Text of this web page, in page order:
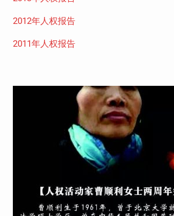
2012年人权报告
2011年人权报告